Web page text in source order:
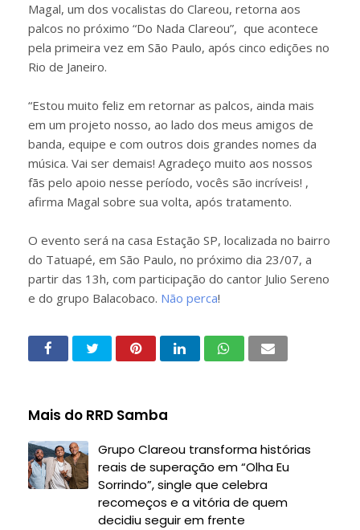
Magal, um dos vocalistas do Clareou, retorna aos
palcos no próximo “Do Nada Clareou”, que acontece
pela primeira vez em São Paulo, após cinco edições no
Rio de Janeiro.
“Estou muito feliz em retornar as palcos, ainda mais
em um projeto nosso, ao lado dos meus amigos de
banda, equipe e com outros dois grandes nomes da
música. Vai ser demais! Agradeço muito aos nossos
fãs pelo apoio nesse período, vocês são incríveis! ,
afirma Magal sobre sua volta, após tratamento.
O evento será na casa Estação SP, localizada no bairro
do Tatuapé, em São Paulo, no próximo dia 23/07, a
partir das 13h, com participação do cantor Julio Sereno
e do grupo Balacobaco. Não perca!
Mais do RRD Samba
Grupo Clareou transforma histórias
reais de superação em “Olha Eu
Sorrindo”, single que celebra
recomeços e a vitória de quem
decidiu seguir em frente